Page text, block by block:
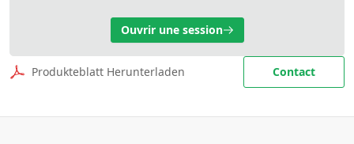
Ouvrir une session
Produkteblatt Herunterladen Contact